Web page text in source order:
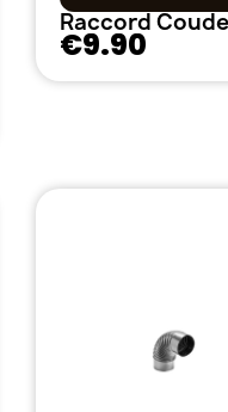
€9.90